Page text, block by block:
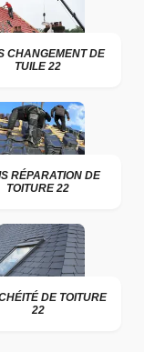
CHANGEMENT DE
TUILE 22
RÉPARATION DE
TOITURE 22
DE TOITURE
22